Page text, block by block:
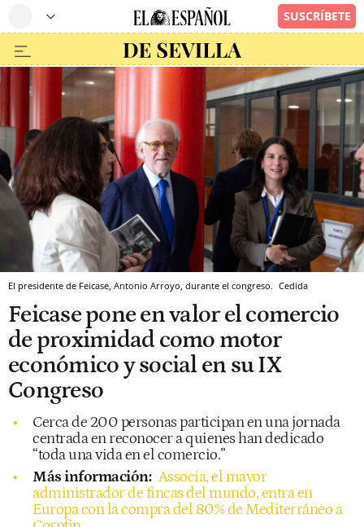
El presidente de Feicase, Antonio Arroyo, durante el congreso. Cedida
Feicase pone en valor el comercio
de proximidad como motor
económico y social en su IX
Congreso
Cerca de 200 personas participan en una jornada
centrada en reconocer a quienes han dedicado
“toda una vida en el comercio.”
Más información: Associa, el mayor
administrador de fincas del mundo, entra en
Europa con la compra del 80% de Mediterráneo a